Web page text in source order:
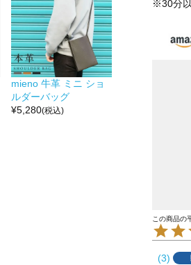
mieno 牛革 ミニ ショ
ルダーバッグ
¥5,280(税込)
※30分以
3